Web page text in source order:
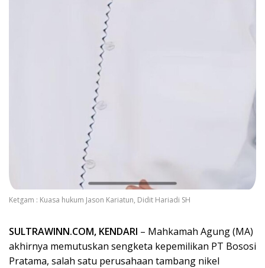
Ketgam : Kuasa hukum Jason Kariatun, Didit Hariadi SH
SULTRAWINN.COM, KENDARI – Mahkamah Agung (MA)
akhirnya memutuskan sengketa kepemilikan PT Bososi
Pratama, salah satu perusahaan tambang nikel